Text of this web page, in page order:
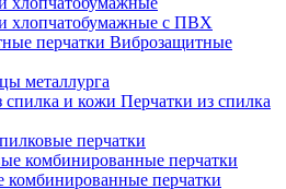
хлопчатобумажные с ПВХ
Виброзащитные
металлурга
Перчатки из спилка
перчатки
комбинированные перчатки
перчатки